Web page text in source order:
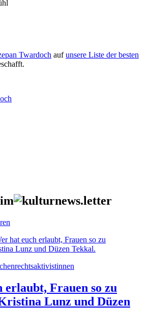
Twardoch aufunsere Liste der besten
erlaubt, Frauen so zu
Lunz und Düzen